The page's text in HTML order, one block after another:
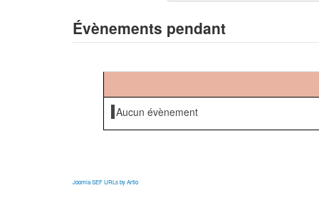
Évènements pendant
Aucun évènement
Joomla SEF URLs by Artio